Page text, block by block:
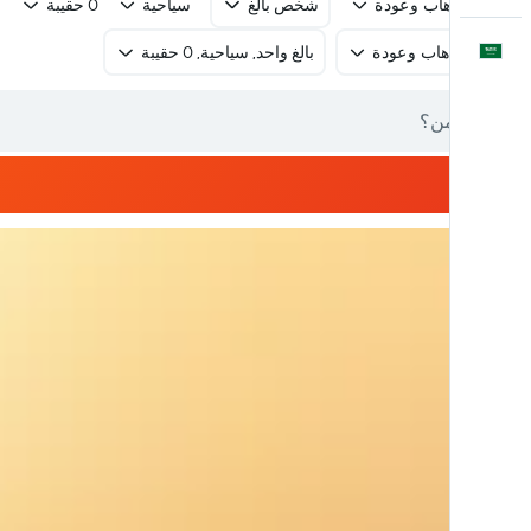
العَرَبِيَّة
رحلة ذهاب وعودة شخص بالغ سياحية 0 حقيبة
رحلة ذهاب وعودة بالغ واحد, سياحية, 0 حقيبة